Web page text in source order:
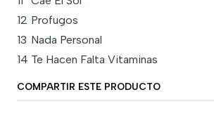
12 Profugos
13 Nada Personal
14 Te Hacen Falta Vitaminas
COMPARTIR ESTE PRODUCTO